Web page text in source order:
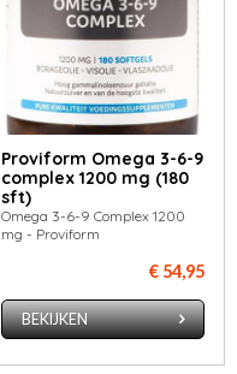
Proviform Omega 3-6-9
complex 1200 mg (180
sft)
Omega 3-6-9 Complex 1200
mg - Proviform
€ 54,95
BEKIJKEN